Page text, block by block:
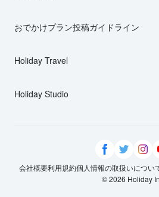
おでかけプラン投稿ガイドライン
Holiday Travel
Holiday Studio
会社概要利用規約個人情報の取扱いについ
© 2026 Holiday